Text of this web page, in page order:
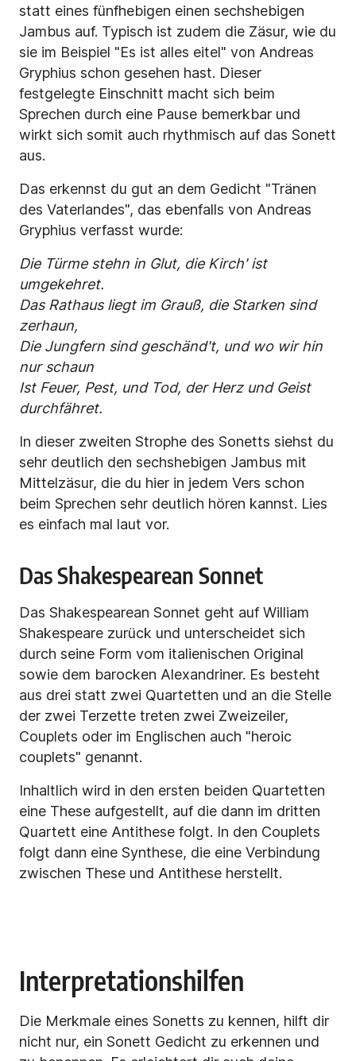
statt eines fünfhebigen einen sechshebigen
Jambus auf. Typisch ist zudem die Zäsur, wie du
sie im Beispiel "Es ist alles eitel" von Andreas
Gryphius schon gesehen hast. Dieser
festgelegte Einschnitt macht sich beim
Sprechen durch eine Pause bemerkbar und
wirkt sich somit auch rhythmisch auf das Sonett
aus.
Das erkennst du gut an dem Gedicht "Tränen
des Vaterlandes", das ebenfalls von Andreas
Gryphius verfasst wurde:
Die Türme stehn in Glut, die Kirch' ist
umgekehret.
Das Rathaus liegt im Grauß, die Starken sind
zerhaun,
Die Jungfern sind geschänd't, und wo wir hin
nur schaun
Ist Feuer, Pest, und Tod, der Herz und Geist
durchfähret.
In dieser zweiten Strophe des Sonetts siehst du
sehr deutlich den sechshebigen Jambus mit
Mittelzäsur, die du hier in jedem Vers schon
beim Sprechen sehr deutlich hören kannst. Lies
es einfach mal laut vor.
Das Shakespearean Sonnet
Das Shakespearean Sonnet geht auf William
Shakespeare zurück und unterscheidet sich
durch seine Form vom italienischen Original
sowie dem barocken Alexandriner. Es besteht
aus drei statt zwei Quartetten und an die Stelle
der zwei Terzette treten zwei Zweizeiler,
Couplets oder im Englischen auch "heroic
couplets" genannt.
Inhaltlich wird in den ersten beiden Quartetten
eine These aufgestellt, auf die dann im dritten
Quartett eine Antithese folgt. In den Couplets
folgt dann eine Synthese, die eine Verbindung
zwischen These und Antithese herstellt.
Interpretationshilfen
Die Merkmale eines Sonetts zu kennen, hilft dir
nicht nur, ein Sonett Gedicht zu erkennen und